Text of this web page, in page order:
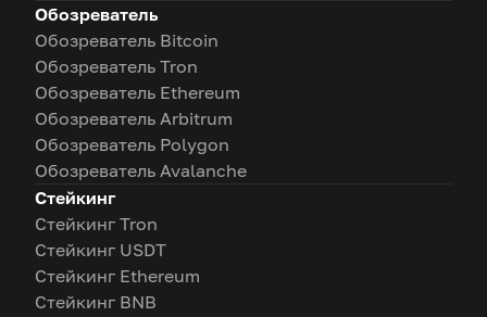
Обозреватель
Обозреватель Bitcoin
Обозреватель Tron
Обозреватель Ethereum
Обозреватель Arbitrum
Обозреватель Polygon
Обозреватель Avalanche
Стейкинг
Стейкинг Tron
Стейкинг USDT
Стейкинг Ethereum
Стейкинг BNB